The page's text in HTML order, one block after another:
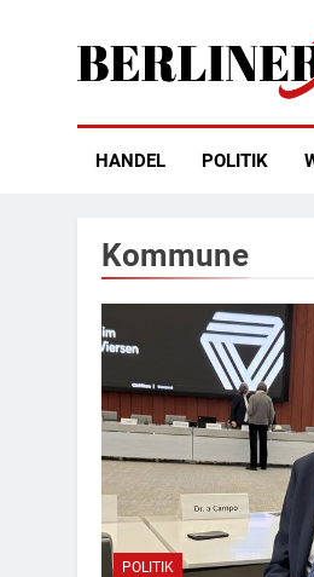
Berliner
HANDEL POLITIK
Kommune
POLITIK